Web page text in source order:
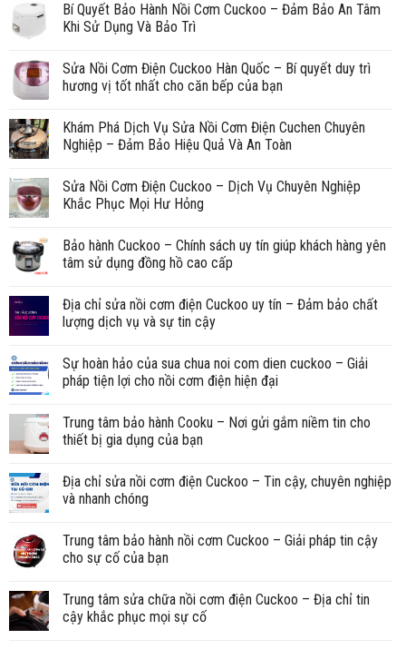
Bí Quyết Bảo Hành Nồi Cơm Cuckoo – Đảm Bảo An Tâm
Khi Sử Dụng Và Bảo Trì
Sửa Nồi Cơm Điện Cuckoo Hàn Quốc – Bí quyết duy trì
hương vị tốt nhất cho căn bếp của bạn
Khám Phá Dịch Vụ Sửa Nồi Cơm Điện Cuchen Chuyên
Nghiệp – Đảm Bảo Hiệu Quả Và An Toàn
Sửa Nồi Cơm Điện Cuckoo – Dịch Vụ Chuyên Nghiệp
Khắc Phục Mọi Hư Hỏng
Bảo hành Cuckoo – Chính sách uy tín giúp khách hàng yên
tâm sử dụng đồng hồ cao cấp
Địa chỉ sửa nồi cơm điện Cuckoo uy tín – Đảm bảo chất
lượng dịch vụ và sự tin cậy
Sự hoàn hảo của sua chua noi com dien cuckoo – Giải
pháp tiện lợi cho nồi cơm điện hiện đại
Trung tâm bảo hành Cooku – Nơi gửi gắm niềm tin cho
thiết bị gia dụng của bạn
Địa chỉ sửa nồi cơm điện Cuckoo – Tin cậy, chuyên nghiệp
và nhanh chóng
Trung tâm bảo hành nồi cơm Cuckoo – Giải pháp tin cậy
cho sự cố của bạn
Trung tâm sửa chữa nồi cơm điện Cuckoo – Địa chỉ tin
cậy khắc phục mọi sự cố